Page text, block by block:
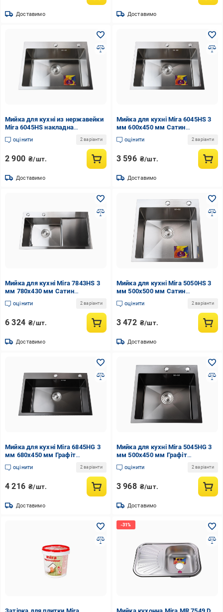
Доставимо Доставимо
Мийка для кухні из нержавейки
Mira 6045HS накладна
прямокутна сталева 3 мм
600x450 мм (GSR-000032093)
оцінити 2 варіанти
2 900 ₴/шт.
Доставимо
Мийка для кухні Mira 6045HS 3
мм 600х450 мм Сатин
(000032093)
оцінити 2 варіанти
3 596 ₴/шт.
Доставимо
Мийка для кухні Mira 7843HS 3
мм 780х430 мм Сатин
(000032099)
оцінити 2 варіанти
6 324 ₴/шт.
Доставимо
Мийка для кухні Mira 5050HS 3
мм 500х500 мм Сатин
(000032091)
оцінити 2 варіанти
3 472 ₴/шт.
Доставимо
Мийка для кухні Mira 6845HG 3
мм 680х450 мм Графіт
(000032098)
оцінити 2 варіанти
4 216 ₴/шт.
Доставимо
Мийка для кухні Mira 5045HG 3
мм 500х450 мм Графіт
(000032090)
оцінити 2 варіанти
3 968 ₴/шт.
Доставимо